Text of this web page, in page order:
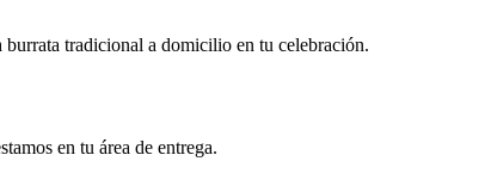
burrata tradicional a domicilio en tu celebración.
en tu área de entrega.